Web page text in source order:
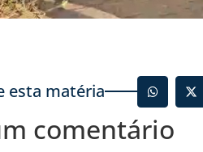
esta matéria
comentário